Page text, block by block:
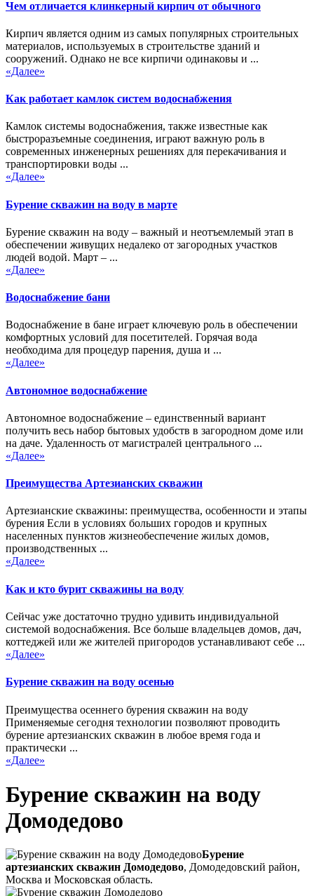
Чем отличается клинкерный кирпич от обычного
Кирпич является одним из самых популярных строительных
материалов, используемых в строительстве зданий и
сооружений. Однако не все кирпичи одинаковы и ...
«Далее»
Как работает камлок систем водоснабжения
Камлок системы водоснабжения, также известные как
быстроразъемные соединения, играют важную роль в
современных инженерных решениях для перекачивания и
транспортировки воды ...
«Далее»
Бурение скважин на воду в марте
Бурение скважин на воду – важный и неотъемлемый этап в
обеспечении живущих недалеко от загородных участков
людей водой. Март – ...
«Далее»
Водоснабжение бани
Водоснабжение в бане играет ключевую роль в обеспечении
комфортных условий для посетителей. Горячая вода
необходима для процедур парения, душа и ...
«Далее»
Автономное водоснабжение
Автономное водоснабжение – единственный вариант
получить весь набор бытовых удобств в загородном доме или
на даче. Удаленность от магистралей центрального ...
«Далее»
Преимущества Артезианских скважин
Артезианские скважины: преимущества, особенности и этапы
бурения Если в условиях больших городов и крупных
населенных пунктов жизнеобеспечение жилых домов,
производственных ...
«Далее»
Как и кто бурит скважины на воду
Сейчас уже достаточно трудно удивить индивидуальной
системой водоснабжения. Все больше владельцев домов, дач,
коттеджей или же жителей пригородов устанавливают себе ...
«Далее»
Бурение скважин на воду осенью
Преимущества осеннего бурения скважин на воду
Применяемые сегодня технологии позволяют проводить
бурение артезианских скважин в любое время года и
практически ...
«Далее»
Бурение скважин на воду
Домодедово
Бурение
артезианских скважин Домодедово, Домодедовский район,
Москва и Московская область.